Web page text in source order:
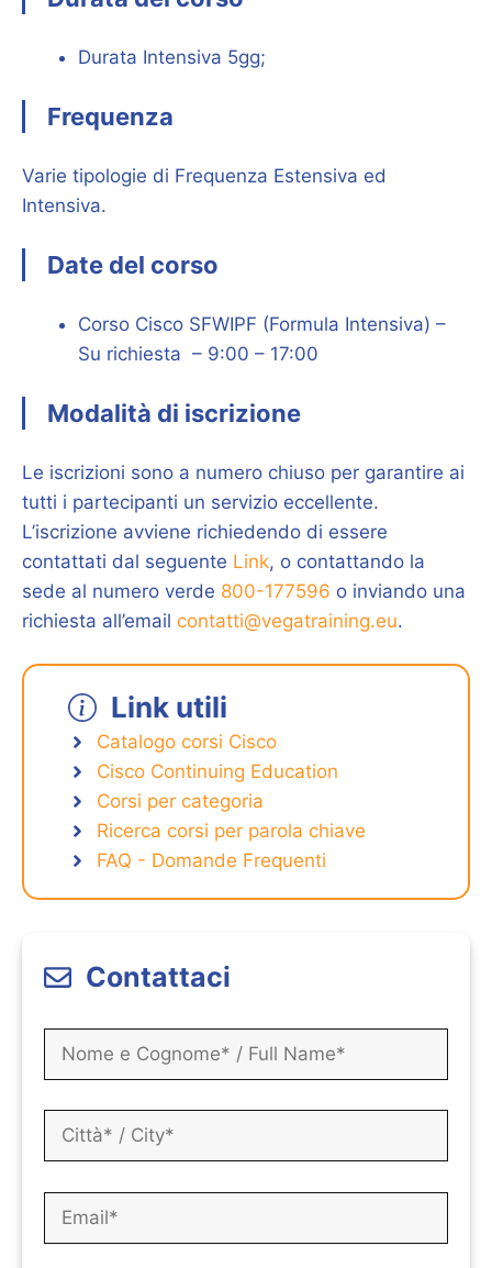
Durata Intensiva 5gg;
Frequenza
Varie tipologie di Frequenza Estensiva ed
Intensiva.
Date del corso
Corso Cisco SFWIPF (Formula Intensiva) –
Su richiesta – 9:00 – 17:00
Modalità di iscrizione
Le iscrizioni sono a numero chiuso per garantire ai
tutti i partecipanti un servizio eccellente.
L’iscrizione avviene richiedendo di essere
contattati dal seguente Link, o contattando la
sede al numero verde 800-177596 o inviando una
richiesta all’email contatti@vegatraining.eu.
Link utili
Catalogo corsi Cisco
Cisco Continuing Education
Corsi per categoria
Ricerca corsi per parola chiave
FAQ - Domande Frequenti
Contattaci